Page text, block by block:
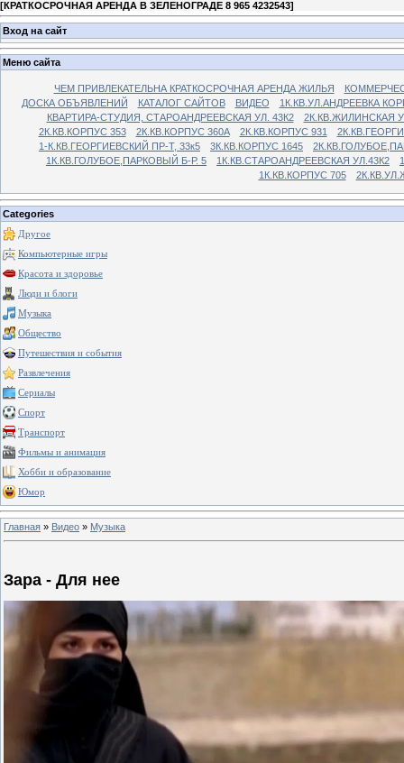
[КРАТКОСРОЧНАЯ АРЕНДА В ЗЕЛЕНОГРАДЕ 8 965 4232543]
Вход на сайт
Меню сайта
ЧЕМ ПРИВЛЕКАТЕЛЬНА КРАТКОСРОЧНАЯ АРЕНДА ЖИЛЬЯ
ДОСКА ОБЪЯВЛЕНИЙ
КАТАЛОГ САЙТОВ ВИДЕО
1К.КВ.УЛ.АНДРЕЕВКА
КВАРТИРА-СТУДИЯ, СТАРОАНДРЕЕВСКАЯ УЛ. 43К2
2К.КВ.ЖИЛИНСКАЯ
2К.КВ.КОРПУС 353
2К.КВ.КОРПУС 360А 2К.КВ.КОРПУС 931
1-К.КВ.ГЕОРГИЕВСКИЙ ПР-Т, 33к5
3К.КВ.КОРПУС 1645
1К.КВ.ГОЛУБОЕ,ПАРКОВЫЙ Б-Р. 5
1К.КВ.СТАРОАНДРЕЕВСКАЯ УЛ.43К2
1К.КВ.КОРПУС 705
Categories
Другое
Компьютерные игры
Красота и здоровье
Люди и блоги
Музыка
Общество
Путешествия и события
Развлечения
Сериалы
Спорт
Транспорт
Фильмы и анимация
Хобби и образование
Юмор
Главная » Видео » Музыка
Зара - Для нее